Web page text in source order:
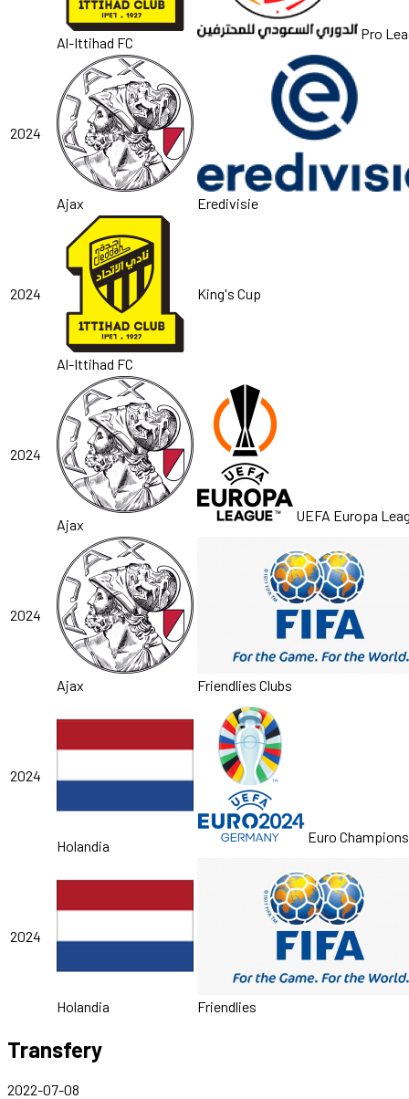
Al-Ittihad FC
Pro
2024
Ajax Eredivisie
2024
Al-Ittihad FC
King's Cup
2024
Ajax
UEFA Europa
2024
Ajax Friendlies Clubs
2024
Holandia
Euro
2024
Holandia Friendlies
Transfery
2022-07-08